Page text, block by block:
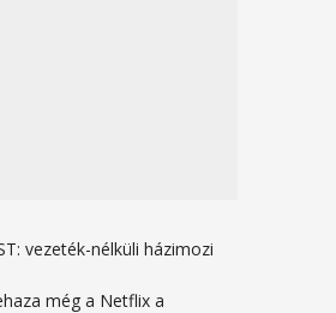
vezeték-nélküli házimozi
még a Netflix a